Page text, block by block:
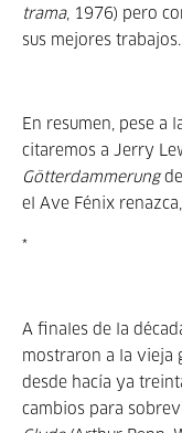
trama, 1976) pero
sus mejores trabajos.
En resumen, pese a
citaremos a Jerry
Götterdammerung
el Ave Fénix
*
A finales de la
mostraron a la vieja
desde hacía ya
cambios para